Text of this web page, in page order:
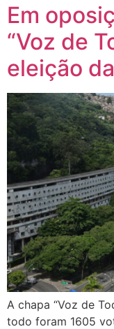
Em
“Voz de
eleição
A chapa “Voz de
todo foram 1605